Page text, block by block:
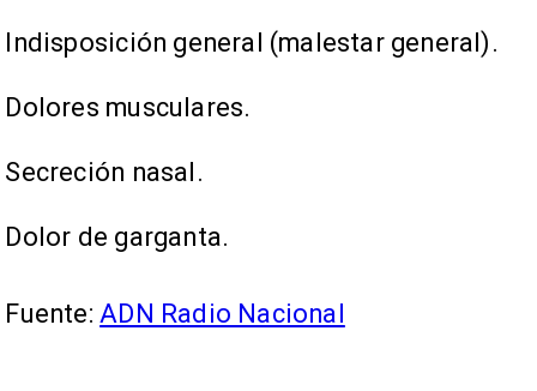
Indisposición general (malestar general).
Dolores musculares.
Secreción nasal.
Dolor de garganta.
Fuente: ADN Radio Nacional